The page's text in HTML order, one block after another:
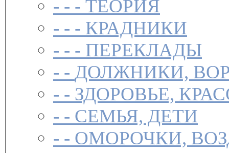
- - - ТЕОРИЯ
- - - КРАДНИКИ
- - - ПЕРЕКЛАДЫ
- - ДОЛЖНИКИ,
- - ЗДОРОВЬЕ,
- - СЕМЬЯ, ДЕТИ
- - ОМОРОЧКИ,